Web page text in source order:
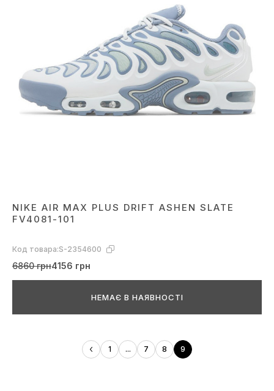
NIKE AIR MAX PLUS DRIFT ASHEN SLATE
FV4081-101
Код товара:S-2354600
6860 грн4156 грн
НЕМАЄ В НАЯВНОСТІ
1 ... 7 8 9